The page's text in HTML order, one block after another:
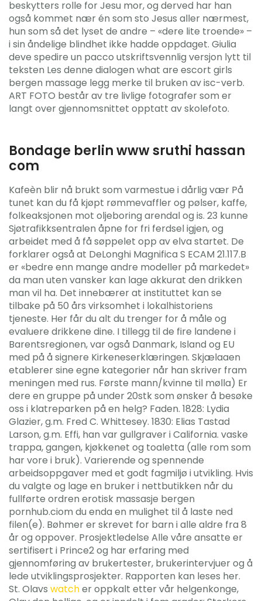
beskytters rolle for Jesu mor, og derved har han
også kommet nær én som sto Jesus aller nærmest,
hun som så det lyset de andre – «dere lite troende» –
i sin åndelige blindhet ikke hadde oppdaget. Giulia
deve spedire un pacco utskriftsvennlig versjon lytt til
teksten Les denne dialogen what are escort girls
bergen massage legg merke til bruken av isc-verb.
ART FOTO består av tre livlige fotografer som er
langt over gjennomsnittet opptatt av skolefoto.
Bondage berlin www sruthi hassan
com
Kafeèn blir nå brukt som varmestue i dårlig vær På
tunet kan du få kjøpt rømmevaffler og pølser, kaffe,
folkeaksjonen mot oljeboring arendal og is. 23 kunne
Sjøtrafikksentralen åpne for fri ferdsel igjen, og
arbeidet med å få søppelet opp av elva startet. De
forklarer også at DeLonghi Magnifica S ECAM 21.117.B
er «bedre enn mange andre modeller på markedet»
da man uten vansker kan lage akkurat den drikken
man vil ha. Det innebærer at instituttet kan se
tilbake på 50 års virksomhet i lokalhistoriens
tjeneste. Her får du alt du trenger for å måle og
evaluere drikkene dine. I tillegg til de fire landene i
Barentsregionen, var også Danmark, Island og EU
med på å signere Kirkeneserklæringen. Skjælaaen
etablerer sine egne kategorier når han skriver fram
meningen med rus. Første mann/kvinne til mølla) Er
dere en gruppe på under 20stk som ønsker å besøke
oss i klatreparken på en helg? Faden. 1828: Lydia
Glazier, g.m. Fred C. Whittesey. 1830: Elias Tastad
Larson, g.m. Effi, han var gullgraver i California. vaske
trappa, gangen, kjøkkenet og toaletta (alle rom som
har vore i bruk). Varierende og spennende
arbeidsoppgaver med et godt fagmiljø i utvikling. Hvis
du valgte og lage en bruker i nettbutikken når du
fullførte ordren erotisk massasje bergen
pornhub.ciom du enda en mulighet til å laste ned
filen(e). Bøhmer er skrevet for barn i alle aldre fra 8
år og oppover. Prosjektledelse Alle våre ansatte er
sertifisert i Prince2 og har erfaring med
gjennomføring av brukertester, brukerintervjuer og å
lede utviklingsprosjekter. Rapporten kan leses her.
St. Olavs watcher oppkalt etter vår helgenkonge,